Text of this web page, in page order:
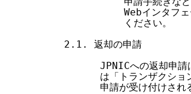
Webインタフェ
            ください。
  2.1. 返却の申請
JPNICへの返却申請
は「トランザクショ
申請が受け付けされ